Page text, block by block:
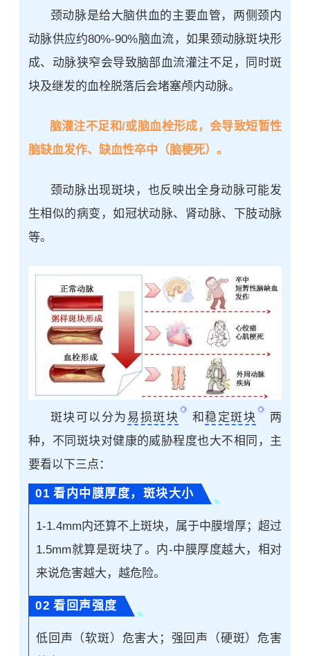
颈动脉是给大脑供血的主要血管，两侧颈内
动脉供应约80%-90%脑血流，如果颈动脉斑块形
成、动脉狭窄会导致脑部血流灌注不足，同时斑
块及继发的血栓脱落后会堵塞颅内动脉。
脑灌注不足和/或脑血栓形成，会导致短暂性
脑缺血发作、缺血性卒中（脑梗死）。
颈动脉出现斑块，也反映出全身动脉可能发
生相似的病变，如冠状动脉、肾动脉、下肢动脉
等。
斑块可以分为 易损斑块 和稳定斑块
两
种，不同斑块对健康的威胁程度也大不相同，主
要看以下三点：
01 看内中膜厚度，斑块大小
1-1.4mm内还算不上斑块，属于中膜增厚；超过
1.5mm就算是斑块了。内-中膜厚度越大，相对
来说危害越大，越危险。
02 看回声强度
低回声（软斑）危害大；强回声（硬斑）危害